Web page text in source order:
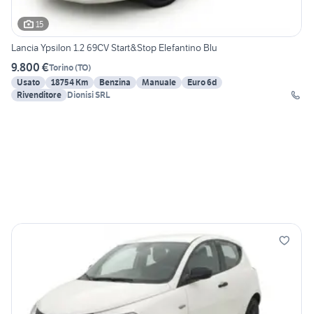
15
Lancia Ypsilon 1.2 69CV Start&Stop Elefantino Blu
9.800 €Torino(TO)
Usato
18754 Km Benzina Manuale
Euro 6d
Rivenditore Dionisi SRL